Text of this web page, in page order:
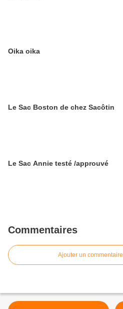
Oika oika
Le Sac Boston de chez Sacôtin
Le Sac Annie testé /approuvé
Commentaires
Ajouter un commentaire